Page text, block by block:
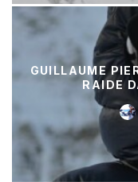
GUILLAUME
RAIDE